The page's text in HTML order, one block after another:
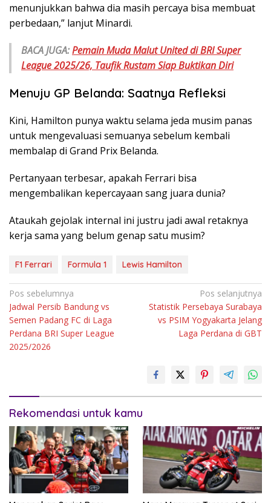
menunjukkan bahwa dia masih percaya bisa membuat
perbedaan,” lanjut Minardi.
BACA JUGA:Pemain Muda Malut United di BRI Super
League 2025/26, Taufik Rustam Siap Buktikan Diri
Menuju GP Belanda: Saatnya Refleksi
Kini, Hamilton punya waktu selama jeda musim panas
untuk mengevaluasi semuanya sebelum kembali
membalap di Grand Prix Belanda.
Pertanyaan terbesar, apakah Ferrari bisa
mengembalikan kepercayaan sang juara dunia?
Ataukah gejolak internal ini justru jadi awal retaknya
kerja sama yang belum genap satu musim?
F1 Ferrari Formula 1 Lewis Hamilton
Navigasi
pos
Pos sebelumnya
Jadwal Persib Bandung vs
Semen Padang FC di Laga
Perdana BRI Super League
2025/2026
Pos selanjutnya
Statistik Persebaya Surabaya
vs PSIM Yogyakarta Jelang
Laga Perdana di GBT
Rekomendasi untuk kamu